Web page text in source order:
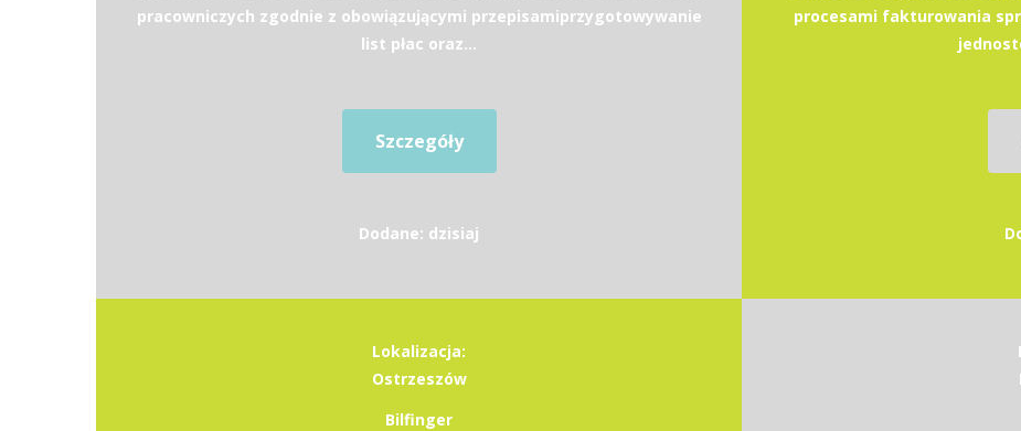
pracowniczych zgodnie z obowiązującymi przepisamiprzygotowywanie
list płac oraz...
Szczegóły
Dodane: dzisiaj
procesami fakturowania
Lokalizacja:
Ostrzeszów
Bilfinger